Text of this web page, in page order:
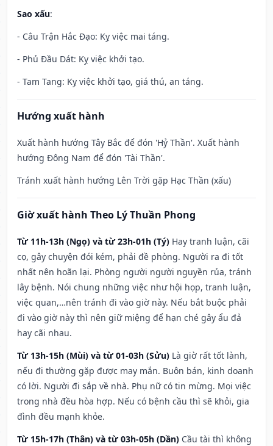
Sao xấu:
- Câu Trận Hắc Đạo: Kỵ việc mai táng.
- Phủ Đầu Dát: Kỵ việc khởi tạo.
- Tam Tang: Kỵ việc khởi tạo, giá thú, an táng.
Hướng xuất hành
Xuất hành hướng Tây Bắc để đón 'Hỷ Thần'. Xuất hành
hướng Đông Nam để đón 'Tài Thần'.
Tránh xuất hành hướng Lên Trời gặp Hạc Thần (xấu)
Giờ xuất hành Theo Lý Thuần Phong
Từ 11h-13h (Ngọ) và từ 23h-01h (Tý) Hay tranh luận, cãi
cọ, gây chuyện đói kém, phải đề phòng. Người ra đi tốt
nhất nên hoãn lại. Phòng người người nguyền rủa, tránh
lây bệnh. Nói chung những việc như hội họp, tranh luận,
việc quan,…nên tránh đi vào giờ này. Nếu bắt buộc phải
đi vào giờ này thì nên giữ miệng để hạn ché gây ẩu đả
hay cãi nhau.
Từ 13h-15h (Mùi) và từ 01-03h (Sửu) Là giờ rất tốt lành,
nếu đi thường gặp được may mắn. Buôn bán, kinh doanh
có lời. Người đi sắp về nhà. Phụ nữ có tin mừng. Mọi việc
trong nhà đều hòa hợp. Nếu có bệnh cầu thì sẽ khỏi, gia
đình đều mạnh khỏe.
Từ 15h-17h (Thân) và từ 03h-05h (Dần) Cầu tài thì không